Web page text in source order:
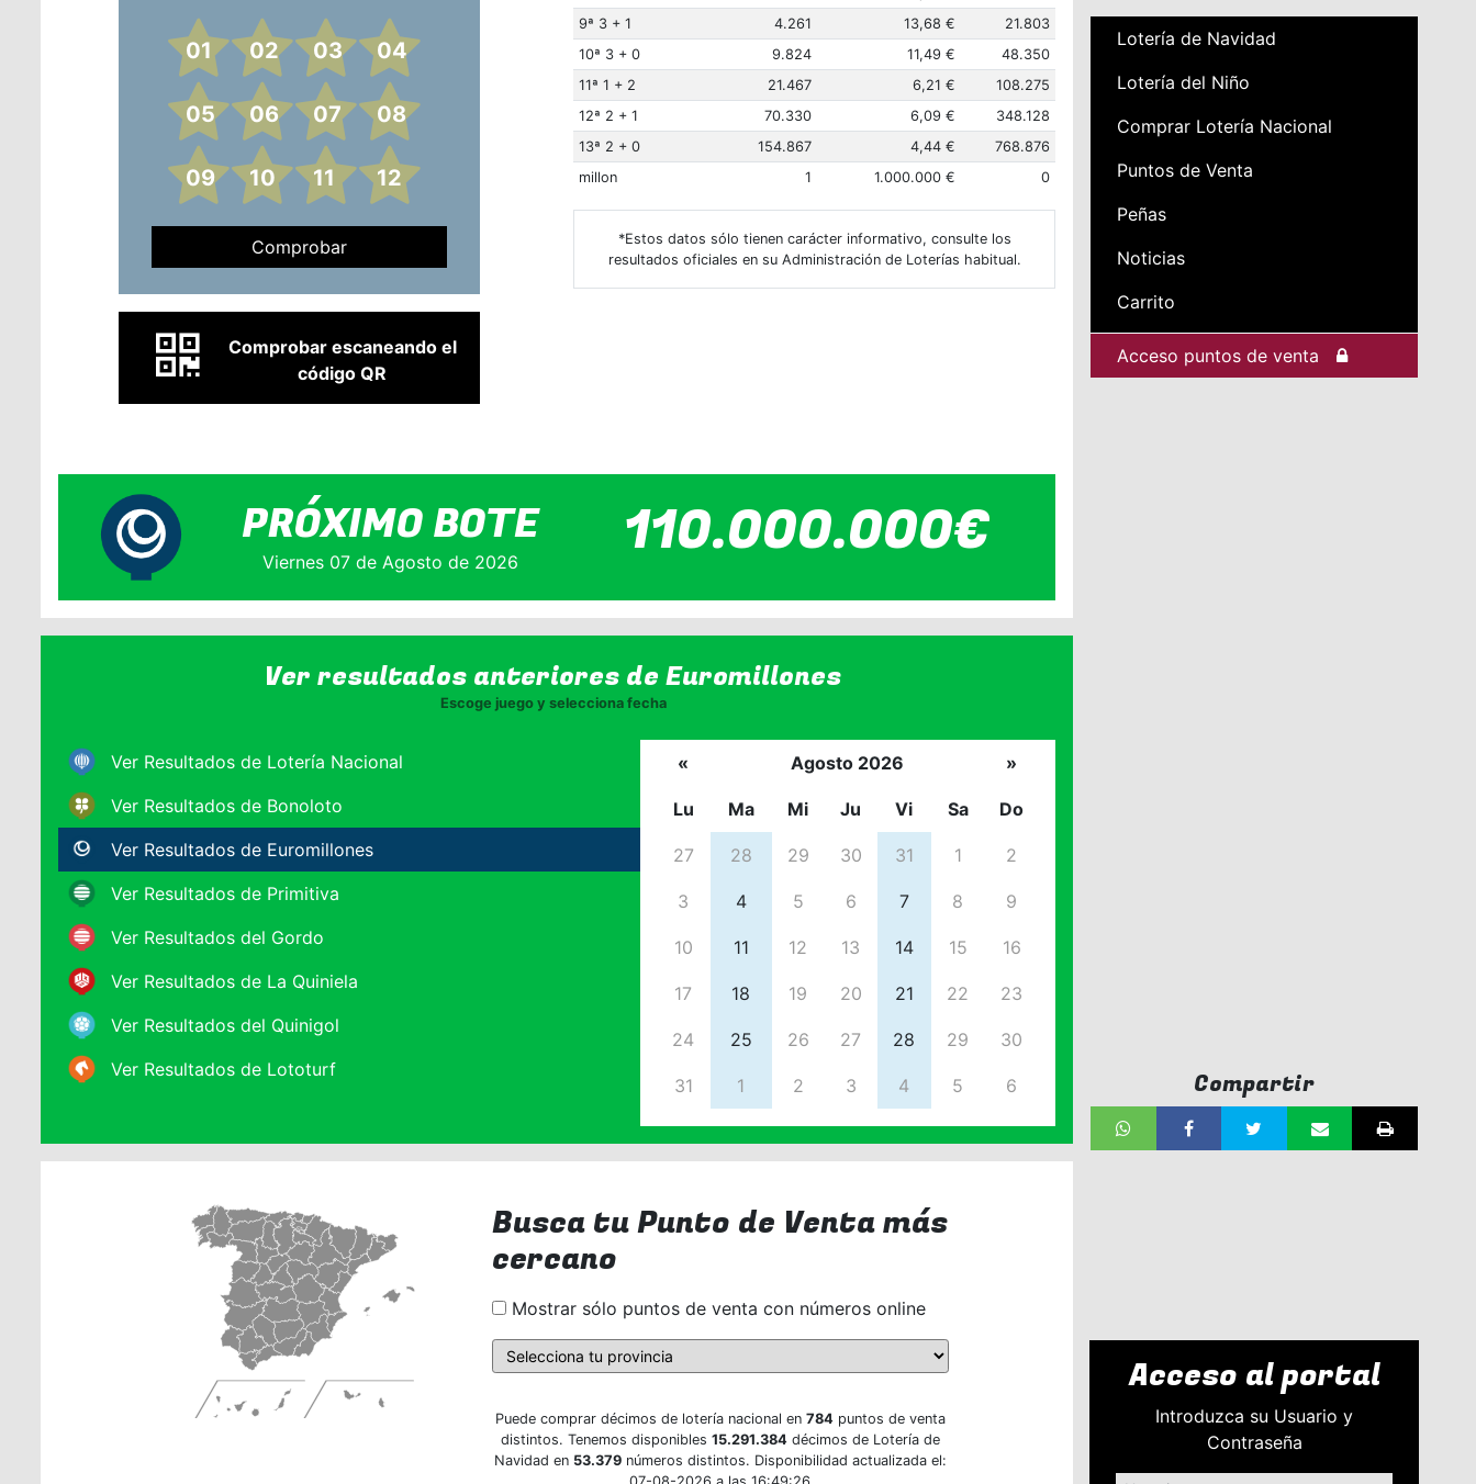
01 02 03 04
05 06 07 08
09 10 11 12
Comprobar
Comprobar escaneando el
código QR
9ª 3 + 1
4.261 13,68 €
21.803
10ª 3 + 0
9.824 11,49 €
48.350
11ª 1 + 2
21.467 6,21 €
108.275
12ª 2 + 1
70.330 6,09 €
348.128
13ª 2 + 0
154.867 4,44 €
768.876
millon
1 1.000.000 € 0
*Estos datos sólo tienen carácter informativo, consulte los
resultados oficiales en su Administración de Loterías habitual.
PRÓXIMO BOTE
Viernes 07 de Agosto de 2026 110.000.000€
Ver resultados anteriores deEuromillones
Escoge juego y selecciona fecha
Ver Resultados de Lotería Nacional
Ver Resultados de Bonoloto
Ver Resultados de Euromillones
Ver Resultados de Primitiva
Ver Resultados del Gordo
Ver Resultados de La Quiniela
Ver Resultados del Quinigol
Ver Resultados de Lototurf
« Agosto 2026 »
Lu Ma Mi Ju Vi Sa Do
27 28 29 30 31 1 2
3 4 5 6 7 8 9
10 11 12 13 14 15 16
17 18 19 20 21 22 23
24 25 26 27 28 29 30
31 1 2 3 4 5 6
Busca tu Punto de Venta más
cercano
Mostrar sólo puntos de venta con números online
Puede comprar décimos de lotería nacional en 784puntos de venta
distintos. Tenemos disponibles 15.291.384décimos de Lotería de
Navidad en 53.379números distintos. Disponibilidad actualizada el:
Lotería de Navidad
Lotería del Niño
Comprar Lotería Nacional
Puntos de Venta
Peñas
Noticias
Carrito
Acceso puntos de venta
Compartir
Acceso al portal
Introduzca su Usuario y
Contraseña